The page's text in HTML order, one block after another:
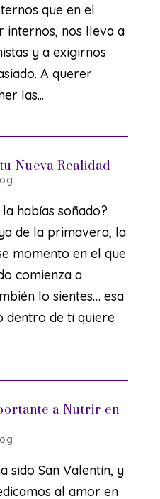
que en el
internos, nos lleva a
y a exigirnos
A querer
las...
Nueva Realidad
habías soñado?
de la primavera, la
momento en el que
comienza a
lo sientes… esa
dentro de ti quiere
a Nutrir en
sido San Valentín, y
al amor en